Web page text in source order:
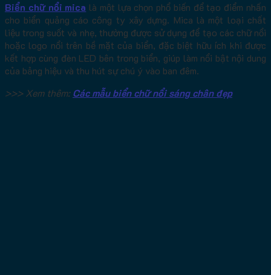
Biển chữ nổi mica là một lựa chọn phổ biến để tạo điểm nhấn
cho biển quảng cáo công ty xây dựng. Mica là một loại chất
liệu trong suốt và nhẹ, thường được sử dụng để tạo các chữ nổi
hoặc logo nổi trên bề mặt của biển, đặc biệt hữu ích khi được
kết hợp cùng đèn LED bên trong biển, giúp làm nổi bật nội dung
của bảng hiệu và thu hút sự chú ý vào ban đêm.
>>> Xem thêm:Các mẫu biển chữ nổi sáng chân đẹp